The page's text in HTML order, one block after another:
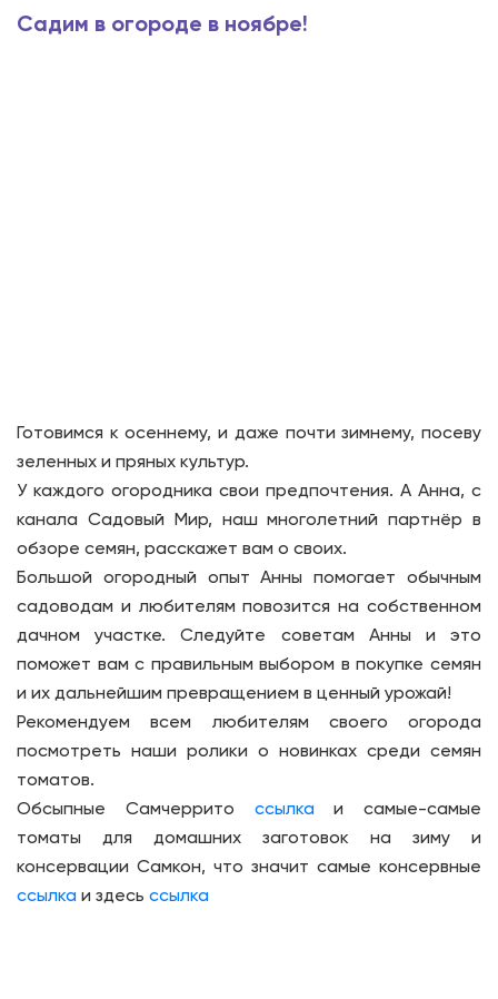
Садим в огороде в ноябре!
Готовимся к осеннему, и даже почти зимнему, посеву
зеленных и пряных культур.
У каждого огородника свои предпочтения. А Анна, с
канала Садовый Мир, наш многолетний партнёр в
обзоре семян, расскажет вам о своих.
Большой огородный опыт Анны помогает обычным
садоводам и любителям повозится на собственном
дачном участке. Следуйте советам Анны и это
поможет вам с правильным выбором в покупке семян
и их дальнейшим превращением в ценный урожай!
Рекомендуем всем любителям своего огорода
посмотреть наши ролики о новинках среди семян
томатов.
Обсыпные Самчеррито ссылкаи самые-самые
томаты для домашних заготовок на зиму и
консервации Самкон, что значит самые консервные
ссылка и здесь ссылка